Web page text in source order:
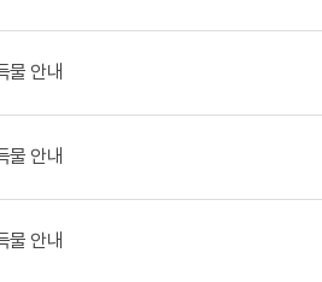
물 안내
물 안내
물 안내